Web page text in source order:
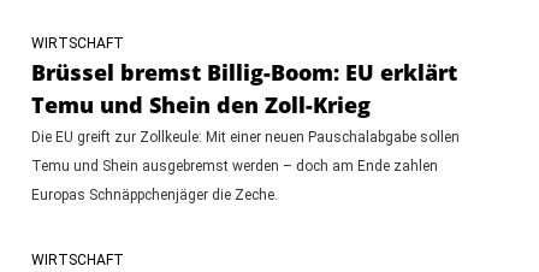
WIRTSCHAFT
Brüssel bremst Billig-Boom: EU erklärt
Temu und Shein den Zoll-Krieg
Die EU greift zur Zollkeule: Mit einer neuen Pauschalabgabe sollen
Temu und Shein ausgebremst werden – doch am Ende zahlen
Europas Schnäppchenjäger die Zeche.
WIRTSCHAFT